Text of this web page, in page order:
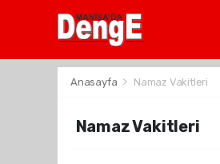
Anasayfa Namaz Vakitleri
Namaz Vakitleri